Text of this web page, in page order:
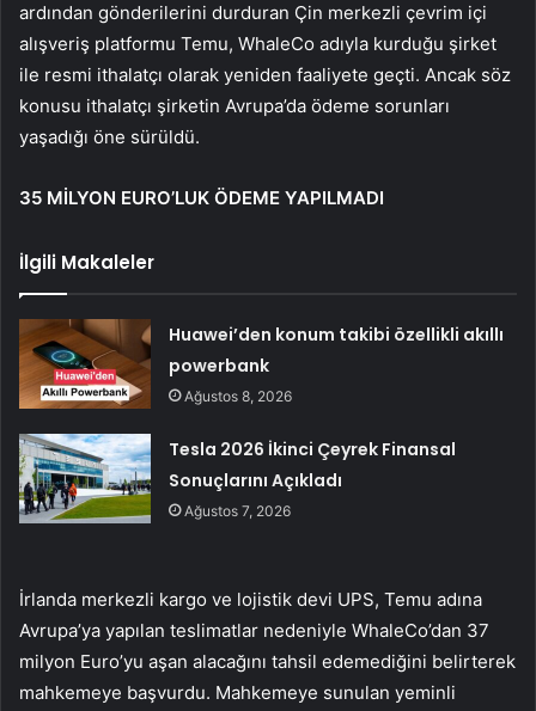
ardından gönderilerini durduran Çin merkezli çevrim içi
alışveriş platformu Temu, WhaleCo adıyla kurduğu şirket
ile resmi ithalatçı olarak yeniden faaliyete geçti. Ancak söz
konusu ithalatçı şirketin Avrupa’da ödeme sorunları
yaşadığı öne sürüldü.
35 MİLYON EURO’LUK ÖDEME YAPILMADI
İlgili Makaleler
Huawei’den konum takibi özellikli akıllı
powerbank
Ağustos 8, 2026
Tesla 2026 İkinci Çeyrek Finansal
Sonuçlarını Açıkladı
Ağustos 7, 2026
İrlanda merkezli kargo ve lojistik devi UPS, Temu adına
Avrupa’ya yapılan teslimatlar nedeniyle WhaleCo’dan 37
milyon Euro’yu aşan alacağını tahsil edemediğini belirterek
mahkemeye başvurdu. Mahkemeye sunulan yeminli